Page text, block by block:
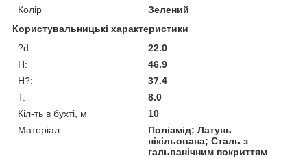
Колір
Зелений
Користувальницькі характеристики
?d:
22.0
H:
46.9
H?:
37.4
T:
8.0
Кіл-ть в бухті, м
10
Матеріал
Поліамід; Латунь
нікільована; Сталь з
гальванічним покриттям